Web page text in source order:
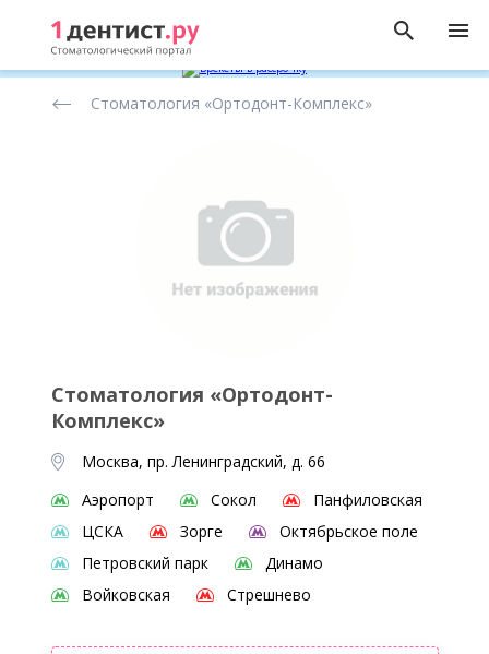
стоматологических
Стоматология «Ортодонт-Комплекс»
Стоматология «Ортодонт-
Комплекс»
Москва, пр. Ленинградский, д. 66
Аэропорт
Сокол
Панфиловская
ЦСКА
Зорге
Октябрьское поле
Петровский парк
Динамо
Войковская
Стрешнево